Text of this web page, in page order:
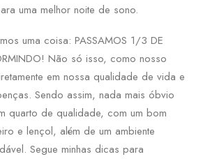
uma melhor noite de sono.
uma coisa: PASSAMOS 1/3 DE
Não só isso, como nosso
em nossa qualidade de vida e
Sendo assim, nada mais óbvio
quarto de qualidade, com um bom
e lençol, além de um ambiente
Segue minhas dicas para